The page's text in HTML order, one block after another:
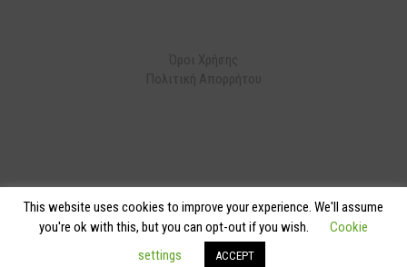
Developed byCodnext Software
This website uses cookies to improve your experience. We'll assume
you're ok with this, but you can opt-out if you wish.
Cookie
settings
ACCEPT